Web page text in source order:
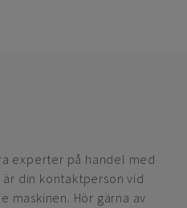
experter på handel med
din kontaktperson vid
maskinen. Hör gärna av